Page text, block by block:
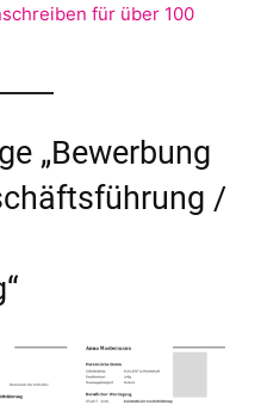
für über 100
„Bewerbung
/